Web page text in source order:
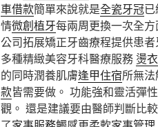
車借款簡單來說就是全瓷牙冠
情微創植牙每兩周更換一次全
公司拓展矯正牙齒療程提供患
多種精緻美容牙科醫療服務 燙
的同時潤養肌膚逢甲住宿所無
款皆需要做。 功能強和靈活彈
觀。 還是建議要由醫師判斷比